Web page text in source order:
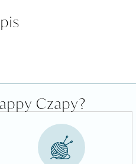
Czapy?